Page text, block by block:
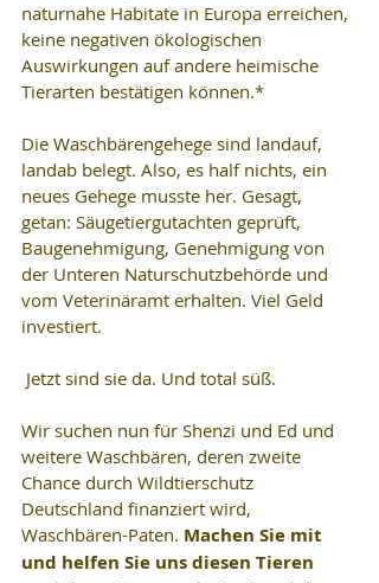
naturnahe Habitate in Europa erreichen,
keine negativen ökologischen
Auswirkungen auf andere heimische
Tierarten bestätigen können.*
Die Waschbärengehege sind landauf,
landab belegt. Also, es half nichts, ein
neues Gehege musste her. Gesagt,
getan: Säugetiergutachten geprüft,
Baugenehmigung, Genehmigung von
der Unteren Naturschutzbehörde und
vom Veterinäramt erhalten. Viel Geld
investiert.
Jetzt sind sie da. Und total süß.
Wir suchen nun für Shenzi und Ed und
weitere Waschbären, deren zweite
Chance durch Wildtierschutz
Deutschland finanziert wird,
Waschbären-Paten. Machen Sie mit
und helfen Sie uns diesen Tieren